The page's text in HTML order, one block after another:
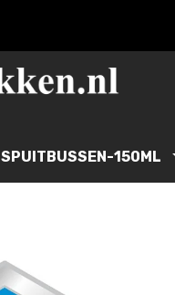
SPUITBUSSEN-150ML